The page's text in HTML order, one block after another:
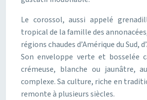
Le corossol, aussi appelé
tropical de la famille des
régions chaudes d’Amérique du Sud,
Son enveloppe verte et bosselée
crémeuse, blanche ou jaunâtre,
complexe. Sa culture, riche en
remonte à plusieurs siècles.